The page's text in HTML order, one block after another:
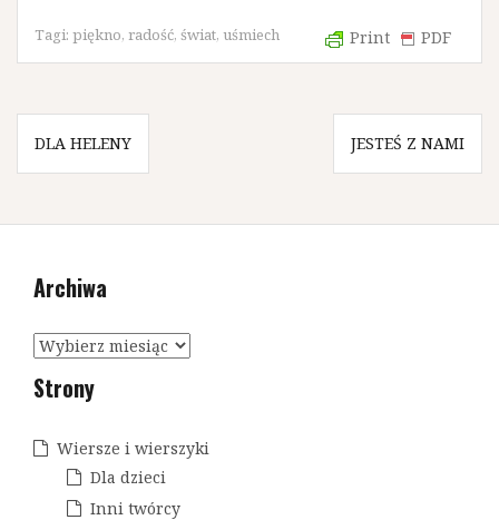
Print PDF
Tagi: piękno, radość, świat, uśmiech
N
w
g
DLA HELENY JESTEŚ Z NAMI
Archiwa
A
c
i
Strony
Wiersze i wierszyki
Dla dzieci
Inni twórcy